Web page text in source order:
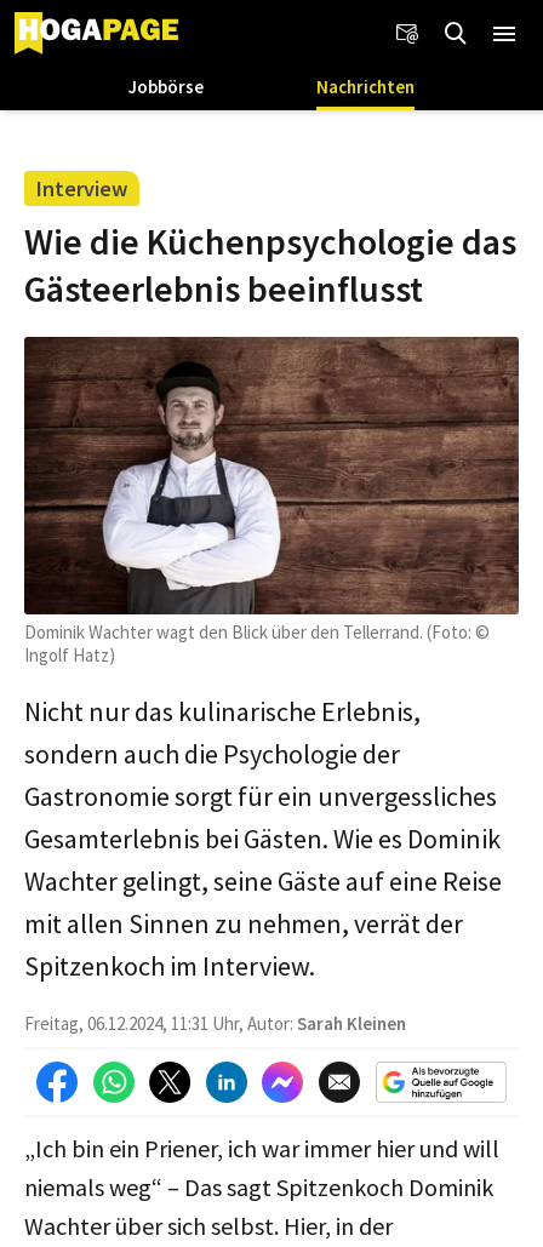
Jobbörse Nachrichten
Interview
Wie die Küchenpsychologie das
Gästeerlebnis beeinflusst
Dominik Wachter wagt den Blick über den Tellerrand. (Foto: ©
Ingolf Hatz)
Nicht nur das kulinarische Erlebnis,
sondern auch die Psychologie der
Gastronomie sorgt für ein unvergessliches
Gesamterlebnis bei Gästen. Wie es Dominik
Wachter gelingt, seine Gäste auf eine Reise
mit allen Sinnen zu nehmen, verrät der
Spitzenkoch im Interview.
Freitag, 06.12.2024, 11:31 Uhr, Autor: Sarah Kleinen
„Ich bin ein Priener, ich war immer hier und will
niemals weg“ – Das sagt Spitzenkoch Dominik
Wachter über sich selbst. Hier, in der